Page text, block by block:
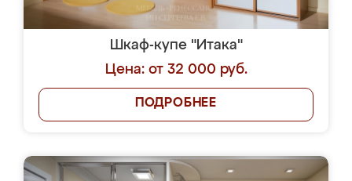
Шкаф-купе "Итака"
Цена: от 32 000 руб.
ПОДРОБНЕЕ